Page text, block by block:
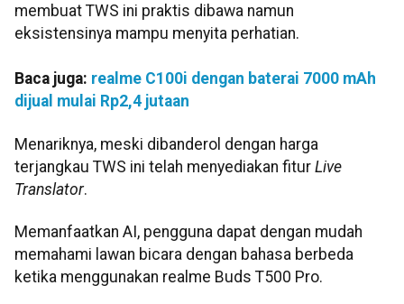
membuat TWS ini praktis dibawa namun
eksistensinya mampu menyita perhatian.
Baca juga: realme C100i dengan baterai 7000 mAh
dijual mulai Rp2,4 jutaan
Menariknya, meski dibanderol dengan harga
terjangkau TWS ini telah menyediakan fitur Live
Translator.
Memanfaatkan AI, pengguna dapat dengan mudah
memahami lawan bicara dengan bahasa berbeda
ketika menggunakan realme Buds T500 Pro.